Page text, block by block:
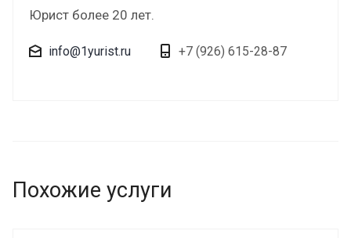
Юрист более 20 лет.
info@1yurist.ru +7 (926) 615-28-87
Похожие услуги